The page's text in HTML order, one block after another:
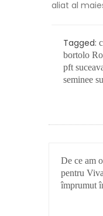
aliat al
Tagged:
bortolo
pft
seminee
De ce am
pentru
împrumut